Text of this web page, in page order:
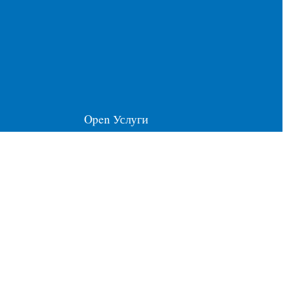
Open Услуги